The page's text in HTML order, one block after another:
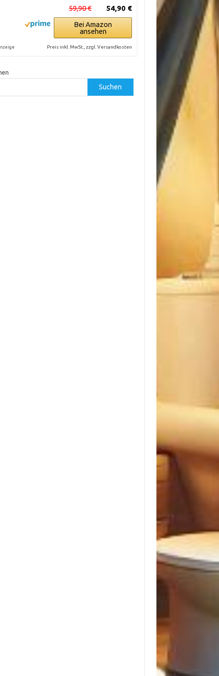
54,90 €
59,90 €
Bei Amazon
ansehen
Preis inkl. MwSt., zzgl. Versandkosten
Suchen